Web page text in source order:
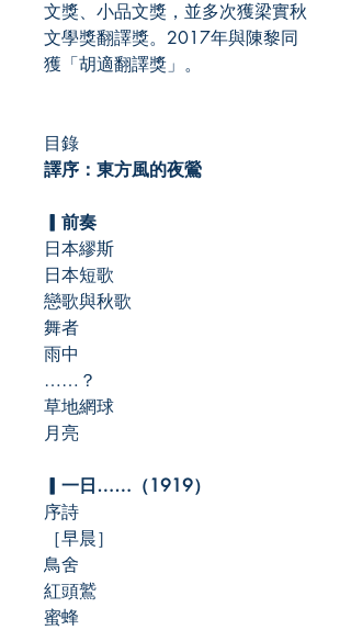
文獎、小品文獎，並多次獲梁實秋
文學獎翻譯獎。2017年與陳黎同
獲「胡適翻譯獎」。
目錄
譯序：東方風的夜鶯
▎前奏
日本繆斯
日本短歌
戀歌與秋歌
舞者
雨中
……？
草地網球
月亮
▎ 一日…… （1919）
序詩
［早晨］
鳥舍
紅頭鷲
蜜蜂